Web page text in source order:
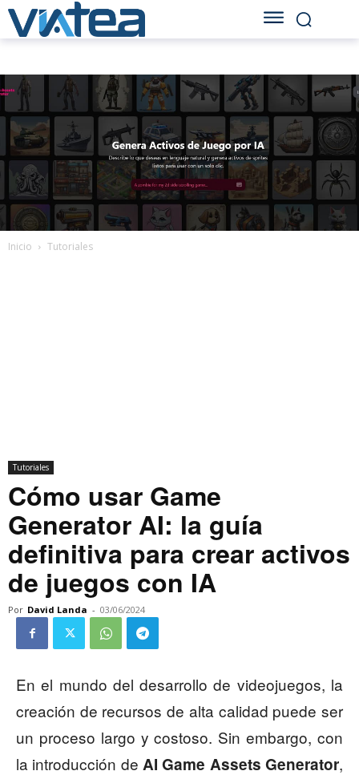
Inicio Tutoriales
Tutoriales
Cómo usar Game
Generator AI: la guía
definitiva para crear activos
de juegos con IA
Por David Landa - 03/06/2024
En el mundo del desarrollo de videojuegos, la
creación de recursos de alta calidad puede ser
un proceso largo y costoso. Sin embargo, con
la introducción de AI Game Assets Generator,